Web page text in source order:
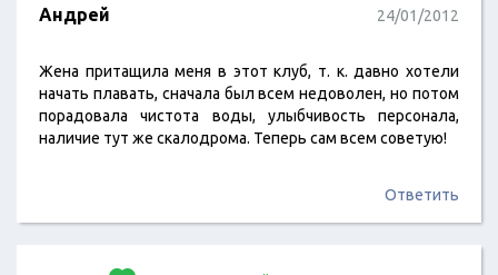
Андрей 24/01/2012
Жена притащила меня в этот клуб, т. к. давно хотели
начать плавать, сначала был всем недоволен, но потом
порадовала чистота воды, улыбчивость персонала,
наличие тут же скалодрома. Теперь сам всем советую!
Ответить